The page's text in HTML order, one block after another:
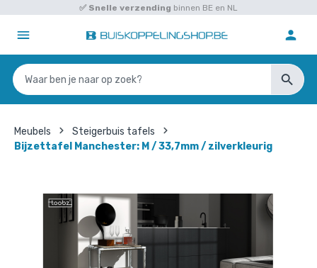
✅ Snelle verzending binnen BE en NL
Meubels
Steigerbuis tafels
Bijzettafel Manchester: M / 33,7mm / zilverkleurig